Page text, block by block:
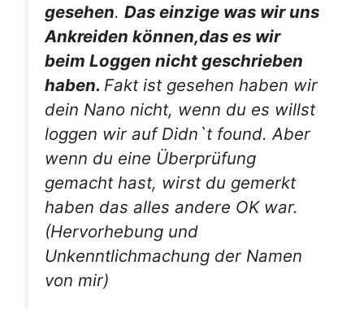
gesehen. Das einzige was wir uns
Ankreiden können,das es wir
beim Loggen nicht geschrieben
haben. Fakt ist gesehen haben wir
dein Nano nicht, wenn du es willst
loggen wir auf Didn`t found. Aber
wenn du eine Überprüfung
gemacht hast, wirst du gemerkt
haben das alles andere OK war.
(Hervorhebung und
Unkenntlichmachung der Namen
von mir)